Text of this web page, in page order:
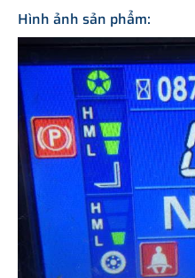
Hình ảnh sản phẩm: